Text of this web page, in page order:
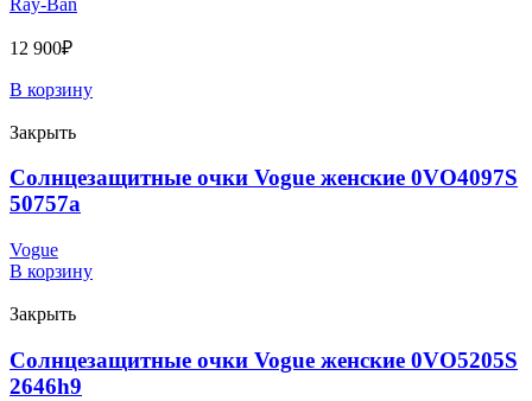
12 900₽
В корзину
Закрыть
Солнцезащитные очки Vogue женские 0VO4097S
50757a
Vogue
В корзину
Закрыть
Солнцезащитные очки Vogue женские 0VO5205S
2646h9